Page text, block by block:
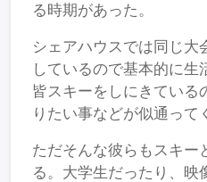
る時期があった。
シェアハウスでは同じ大
しているので基本的に生
皆スキーをしにきている
りたい事などが似通って
ただそんな彼らもスキー
る。大学生だったり、映